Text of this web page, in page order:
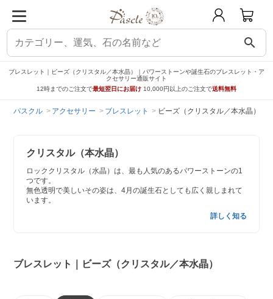
search
ブレスレット｜ビーズ（クリスタル／本水晶）｜パワーストーンや誕生石のブレスレット・ア
クセサリー通販サイト
12時までのご注文で最短翌日にお届け 10,000円以上のご注文で送料無料
パスクル アクセサリー ブレスレット ビーズ（クリスタル／本水晶）
クリスタル（本水晶）
ロッククリスタル（水晶）は、最も人気のあるパワーストーンの1
つです。
無色透明で美しいその姿は、4月の誕生石としても広く親しまれて
います。
詳しく知る
ブレスレット｜ビーズ（クリスタル／本水晶）